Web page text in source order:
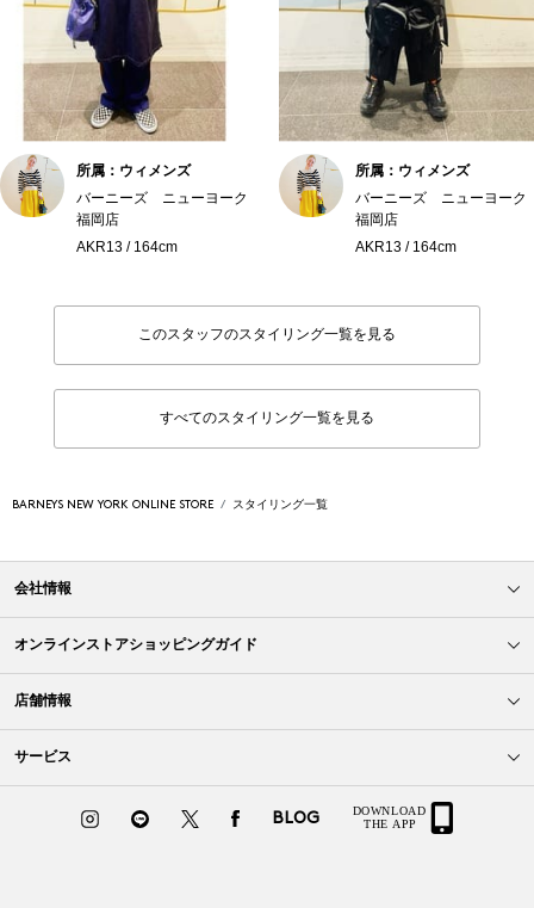
所属：ウィメンズ
バーニーズ ニューヨーク
福岡店
AKR13 / 164cm
所属：ウィメンズ
バーニーズ ニューヨーク
福岡店
AKR13 / 164cm
このスタッフのスタイリング一覧を見る
すべてのスタイリング一覧を見る
BARNEYS NEW YORK ONLINE STORE スタイリング一覧
会社情報
オンラインストアショッピングガイド
店舗情報
サービス
BLOG